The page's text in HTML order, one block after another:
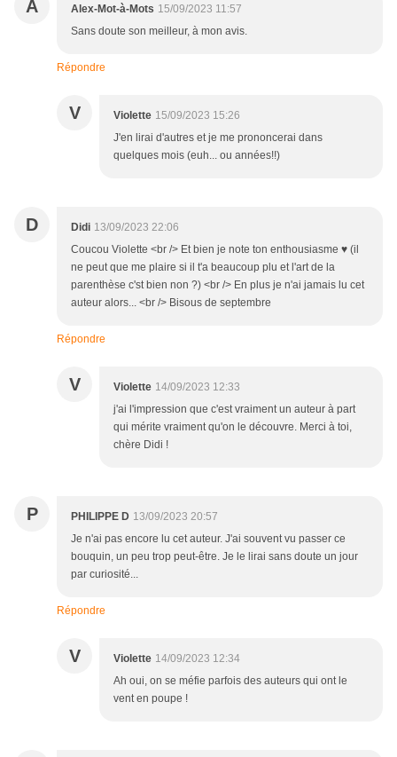
A Alex-Mot-à-Mots 15/09/2023 11:57
Sans doute son meilleur, à mon avis.
Répondre
V Violette 15/09/2023 15:26
J'en lirai d'autres et je me prononcerai dans
quelques mois (euh... ou années!!)
D Didi 13/09/2023 22:06
Coucou Violette <br /> Et bien je note ton enthousiasme ♥ (il
ne peut que me plaire si il t'a beaucoup plu et l'art de la
parenthèse c'st bien non ?) <br /> En plus je n'ai jamais lu cet
auteur alors... <br /> Bisous de septembre
Répondre
V Violette 14/09/2023 12:33
j'ai l'impression que c'est vraiment un auteur à part
qui mérite vraiment qu'on le découvre. Merci à toi,
chère Didi !
P PHILIPPE D 13/09/2023 20:57
Je n'ai pas encore lu cet auteur. J'ai souvent vu passer ce
bouquin, un peu trop peut-être. Je le lirai sans doute un jour
par curiosité...
Répondre
V Violette 14/09/2023 12:34
Ah oui, on se méfie parfois des auteurs qui ont le
vent en poupe !